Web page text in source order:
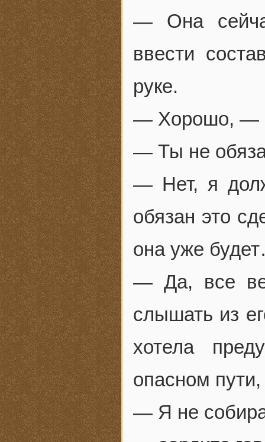
— Она
ввести
руке.
— Хорошо, —
— Ты не
— Нет, я
обязан это
она уже
— Да, все
слышать из
хотела
опасном
— Я не